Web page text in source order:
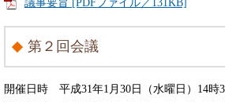
議事要旨 [PDFファイル／131KB]
第２回会議
開催日時 平成31年1月30日（水曜日）14時